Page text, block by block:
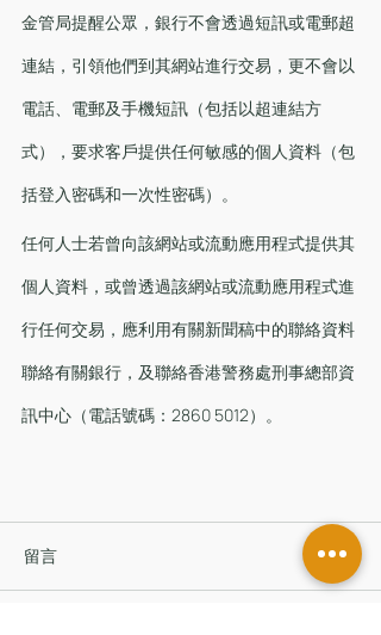
金管局提醒公眾，銀行不會透過短訊或電郵超
連結，引領他們到其網站進行交易，更不會以
電話、電郵及手機短訊（包括以超連結方
式），要求客戶提供任何敏感的個人資料（包
括登入密碼和一次性密碼）。
任何人士若曾向該網站或流動應用程式提供其
個人資料，或曾透過該網站或流動應用程式進
行任何交易，應利用有關新聞稿中的聯絡資料
聯絡有關銀行，及聯絡香港警務處刑事總部資
訊中心（電話號碼：2860 5012）。
留言